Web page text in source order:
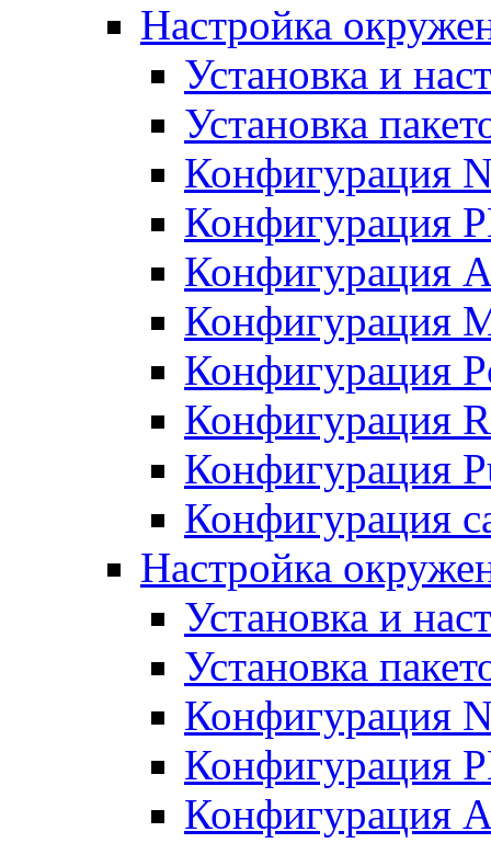
Настройка
Установка и
Установка
Конфигурация
Конфигурация
Конфигурация
Конфигурация
Конфигурация
Конфигурация
Конфигурация
Конфигурация
Настройка
Установка и
Установка
Конфигурация
Конфигурация
Конфигурация